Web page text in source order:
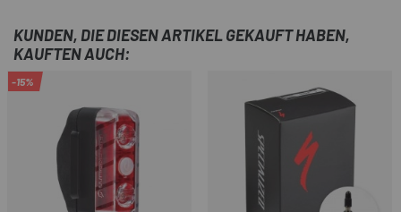
KUNDEN, DIE DIESEN ARTIKEL GEKAUFT HABEN,
KAUFTEN AUCH:
-15%